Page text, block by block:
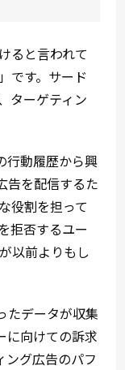
ると言われて
です。サード
ターゲティン
行動履歴から興
告を配信するた
役割を担って
拒否するユー
以前よりもし
たデータが収集
に向けての訴求
ング広告のパフ